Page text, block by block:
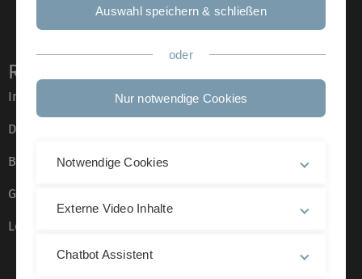
Rechtliche Hinweise
Impressum
Datenschutz
Barrierefreiheit
Gebärdensprache
Leichte Sprache
Auswahl speichern & schließen
oder
Nur notwendige Cookies
Notwendige Cookies
Externe Video Inhalte
Chatbot Assistent